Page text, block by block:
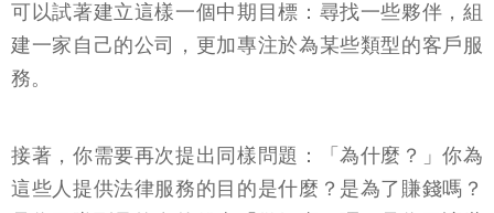
可以試著建立這樣一個中期目標：尋找一些夥伴，組
建一家自己的公司，更加專注於為某些類型的客戶服
務。
接著，你需要再次提出同樣問題：「為什麼？」你為
這些人提供法律服務的目的是什麼？是為了賺錢嗎？